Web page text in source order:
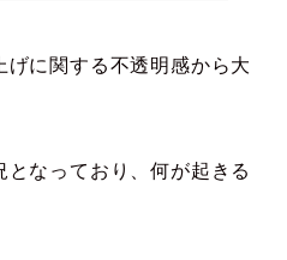
げに関する不透明感から大
となっており、何が起きる